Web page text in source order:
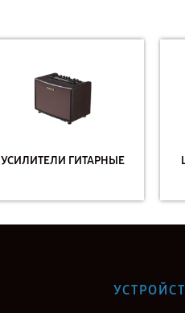
УСИЛИТЕЛИ ГИТАРНЫЕ